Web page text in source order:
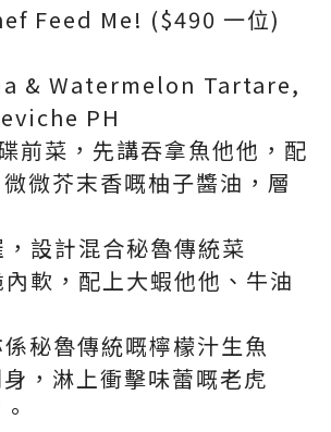
Feed Me! ($490 一位)
& Watermelon Tartare,
PH
前菜，先講吞拿魚他他，配
微芥末香嘅柚子醬油，層
設計混合秘魯傳統菜
軟，配上大蝦他他、牛油
秘魯傳統嘅檸檬汁生魚
，淋上衝擊味蕾嘅老虎